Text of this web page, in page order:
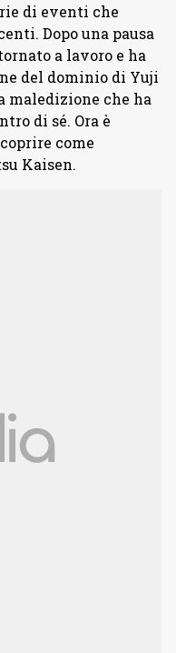
di eventi che
Dopo una pausa
a lavoro e ha
del dominio di Yuji
maledizione che ha
di sé. Ora è
come
Kaisen.